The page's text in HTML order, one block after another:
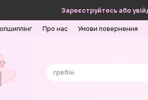
Зареєструйтесь або
Про нас Умови повернення